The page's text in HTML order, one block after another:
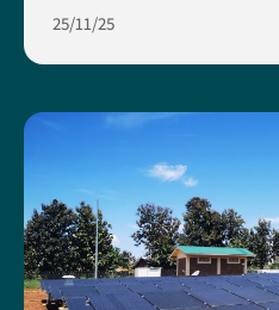
25/11/25